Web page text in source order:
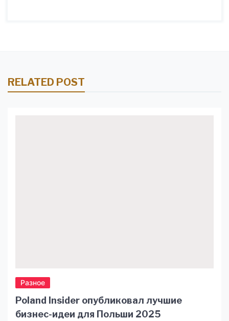
RELATED POST
Разное
Poland Insider опубликовал лучшие
бизнес-идеи для Польши 2025